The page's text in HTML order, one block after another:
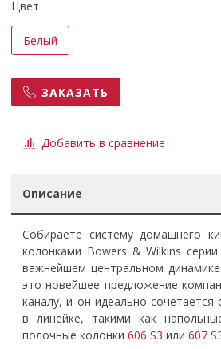
Цвет
Белый
ЗАКАЗАТЬ
Добавить в сравнение
Описание
Собираете систему домашнего
колонками Bowers & Wilkins
важнейшем центральном
это новейшее предложение
каналу, и он идеально сочетается
в линейке, такими как
полочные колонки606 S3 или607